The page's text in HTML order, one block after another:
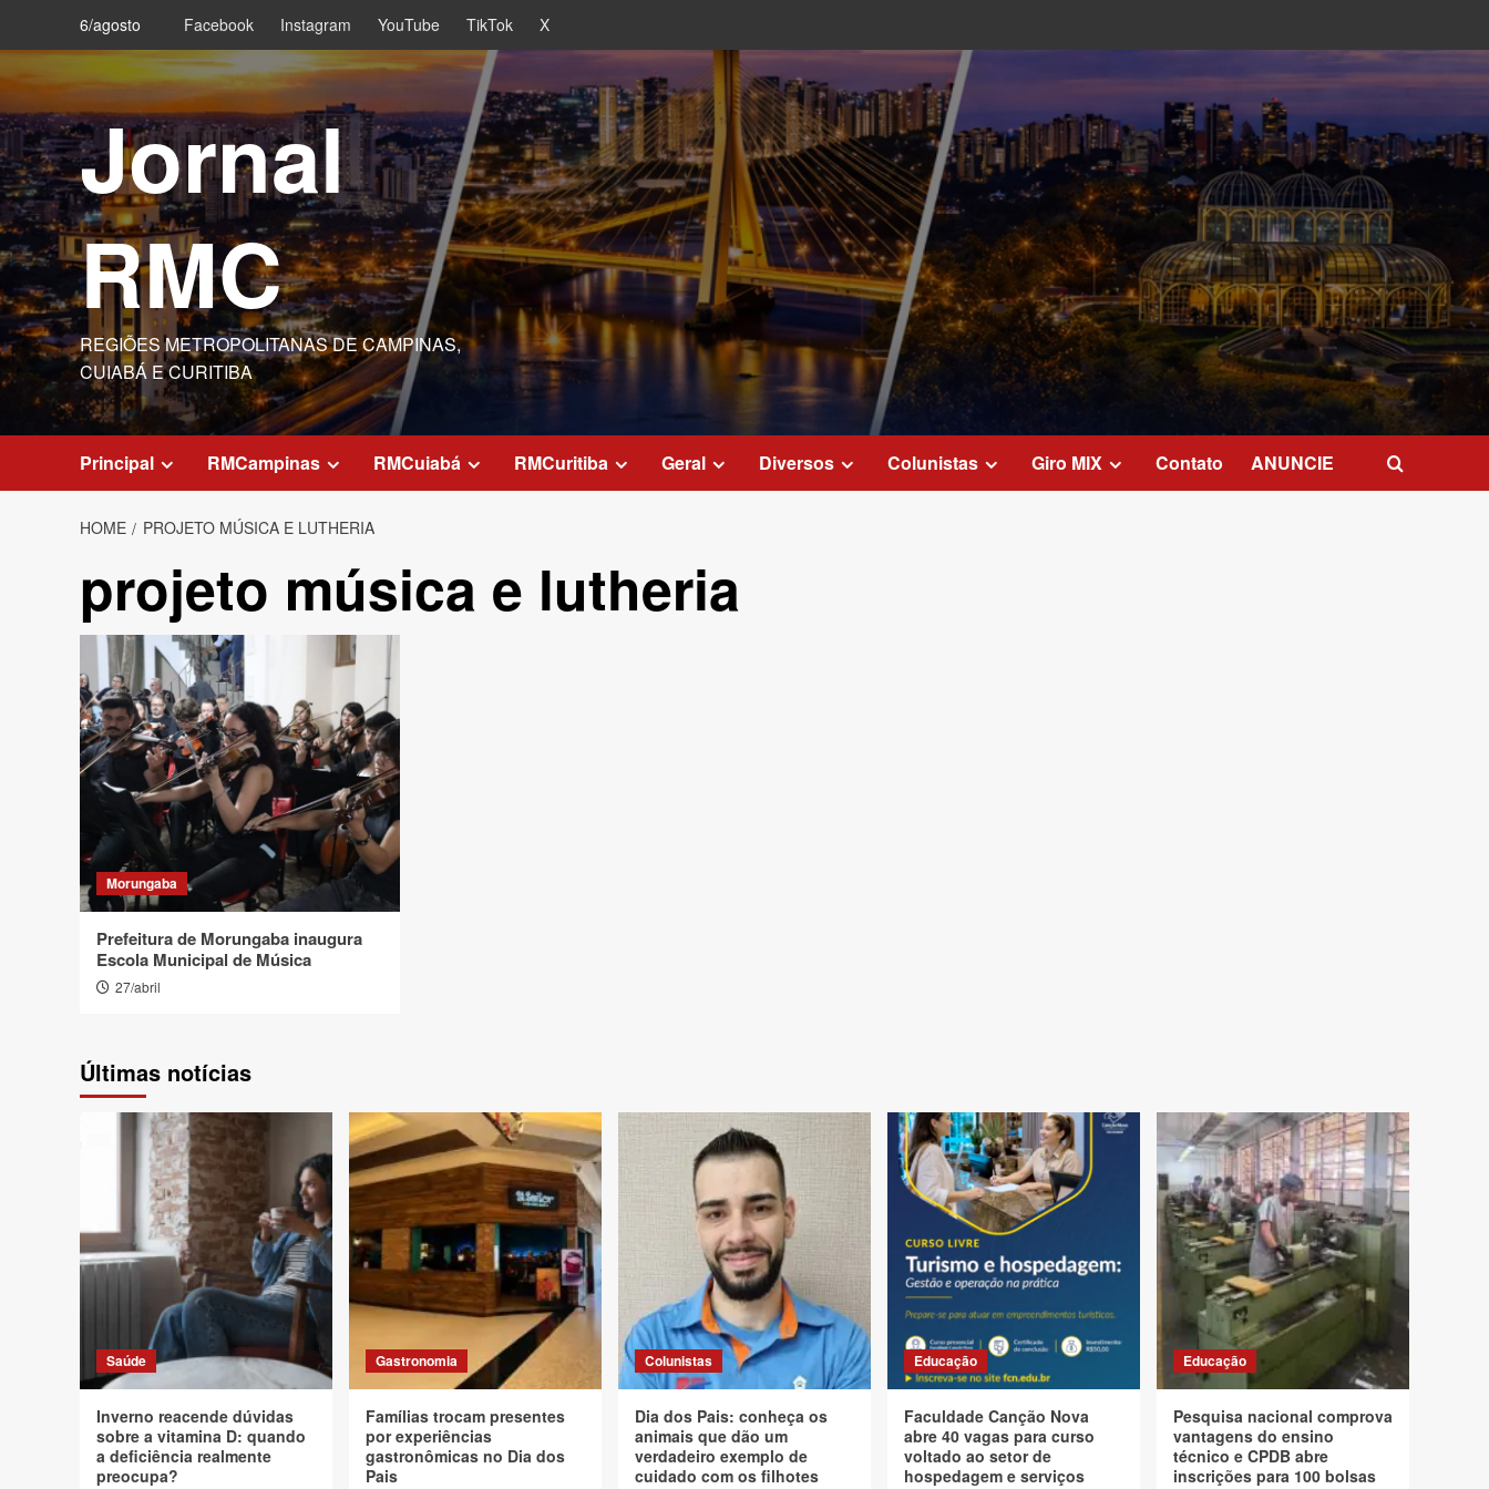
content
6/agosto Facebook Instagram YouTube TikTok X
Jornal
RMC
REGIÕES METROPOLITANAS DE CAMPINAS,
CUIABÁ E CURITIBA
Principal RMCampinas RMCuiabá RMCuritiba Geral Diversos Colunistas Giro MIX Contato ANUNCIE
HOME PROJETO MÚSICA E LUTHERIA
projeto música e lutheria
Morungaba
Prefeitura de Morungaba inaugura
Escola Municipal de Música
27/abril
Últimas notícias
Saúde
Inverno reacende dúvidas
sobre a vitamina D: quando
a deficiência realmente
preocupa?
Gastronomia
Famílias trocam presentes
por experiências
gastronômicas no Dia dos
Pais
Colunistas
Dia dos Pais: conheça os
animais que dão um
verdadeiro exemplo de
cuidado com os filhotes
Educação
Faculdade Canção Nova
abre 40 vagas para curso
voltado ao setor de
hospedagem e serviços
Educação
Pesquisa nacional comprova
vantagens do ensino
técnico e CPDB abre
inscrições para 100 bolsas